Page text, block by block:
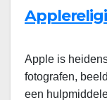
Apple is
fotografen,
een